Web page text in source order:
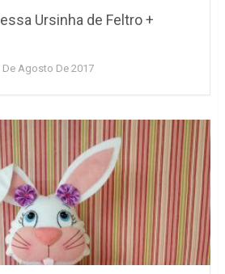
Ursinha de Feltro +
De Agosto De 2017